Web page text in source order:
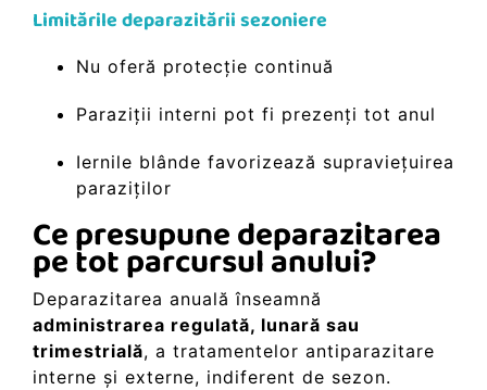
Limitările deparazitării sezoniere
Nu oferă protecție continuă
Paraziții interni pot fi prezenți tot anul
Iernile blânde favorizează supraviețuirea
paraziților
Ce presupune deparazitarea
pe tot parcursul anului?
Deparazitarea anuală înseamnă
administrarea regulată, lunară sau
trimestrială, a tratamentelor antiparazitare
interne și externe, indiferent de sezon.